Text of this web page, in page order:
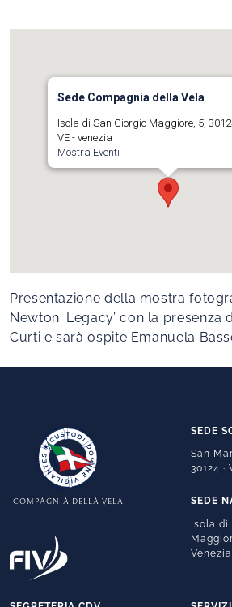
Sede Compagnia della Vela
Isola di San Giorgio Maggiore, 5,
VE - venezia
Mostra Eventi
Presentazione della mostra
Newton. Legacy’ con la presenza
Curti e sarà ospite Emanuela
COMPAGNIA DELLA VELA
SEDE
San
30124 ·
SEDE
Isola di
Venezia